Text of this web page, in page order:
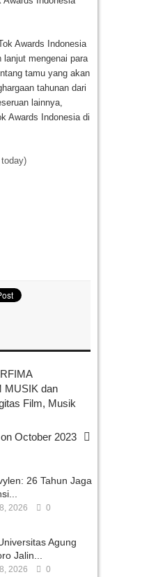
Awards Indonesia
lanjut mengenai para
tamu yang akan
tahunan dari
lainnya,
Awards Indonesia di
MUSIK dan
Film, Musik
October 2023
26 Tahun Jaga
2026 0
Agung
Jalin...
2026 0